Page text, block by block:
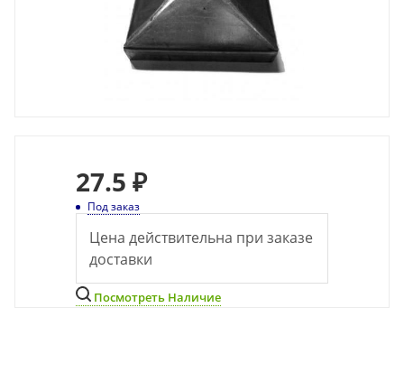
27.5 ₽
Под заказ
Цена действительна при заказе
доставки
Посмотреть Наличие